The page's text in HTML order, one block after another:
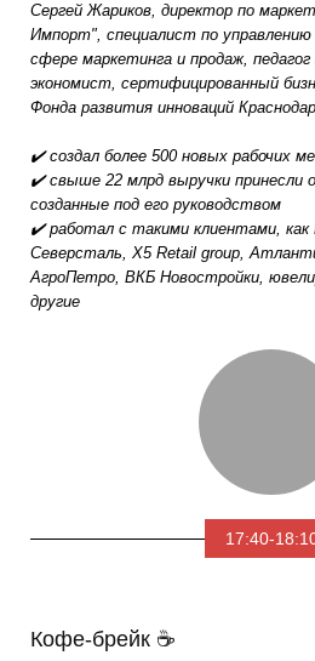
17:40-
Сергей Жариков, директор по
Импорт", специалист по
сфере маркетинга и продаж, педагог
экономист, сертифицированный
Фонда развития инноваций
✔️ создал более 500 новых рабочих
✔️ свыше 22 млрд выручки принесли
созданные под его руководством
✔️ работал с такими клиентами,
Северсталь, X5 Retail group,
АгроПетро, ВКБ Новостройки,
другие
Кофе-брейк ☕